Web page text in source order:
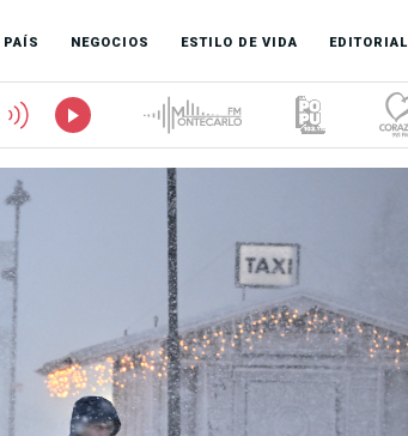
PAÍS NEGOCIOS ESTILO DE VIDA EDITORIAL